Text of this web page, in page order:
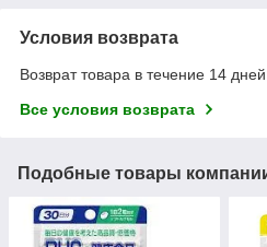
Условия возврата
Возврат товара в течение 14
Все условия возврата
Подобные товары